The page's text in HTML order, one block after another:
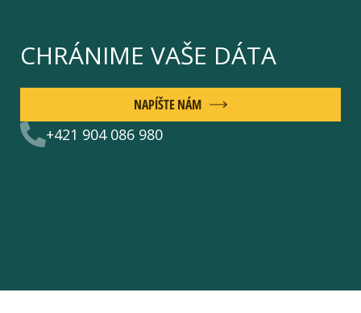
CHRÁNIME VAŠE DÁTA
+421 904 086 980
NAPÍŠTE NÁM